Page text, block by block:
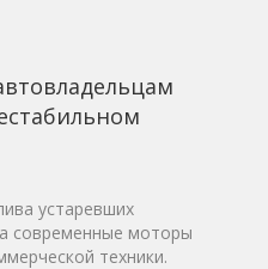
устаревших
современные моторы
техники.